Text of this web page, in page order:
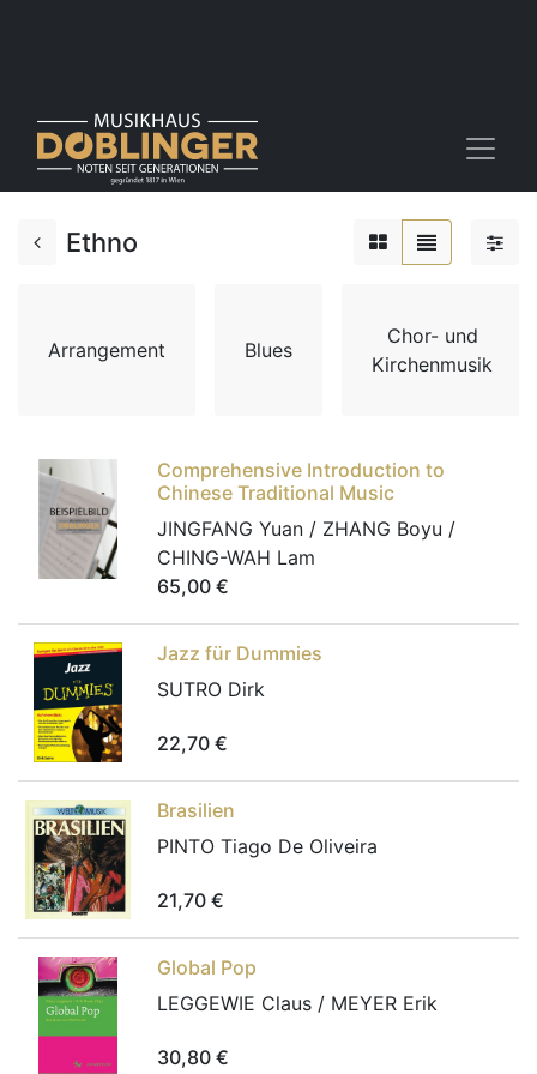
Ethno
Arrangement Blues
Chor- und
Kirchenmusik
Comprehensive Introduction to
Chinese Traditional Music
JINGFANG Yuan / ZHANG Boyu /
CHING-WAH Lam
65,00 €
Jazz für Dummies
SUTRO Dirk
22,70 €
Brasilien
PINTO Tiago De Oliveira
21,70 €
Global Pop
LEGGEWIE Claus / MEYER Erik
30,80 €